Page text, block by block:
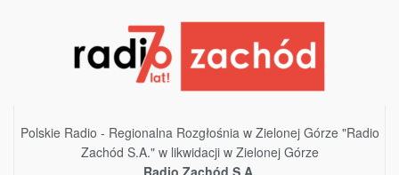
Polskie Radio - Regionalna Rozgłośnia w Zielonej Górze "Radio
Zachód S.A." w likwidacji w Zielonej Górze
Radio Zachód S.A.